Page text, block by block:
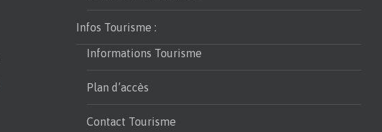
Infos Tourisme :
Informations Tourisme
Plan d’accès
Contact Tourisme